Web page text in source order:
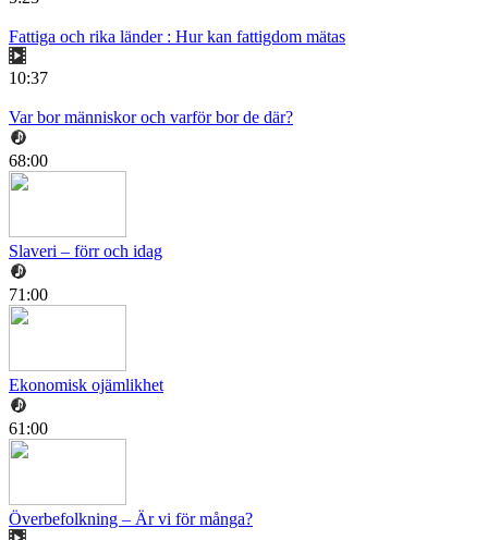
Fattiga och rika länder : Hur kan fattigdom mätas
10:37
Var bor människor och varför bor de där?
68:00
Slaveri – förr och idag
71:00
Ekonomisk ojämlikhet
61:00
Överbefolkning – Är vi för många?